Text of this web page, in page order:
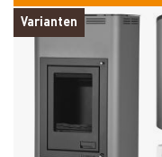
Varianten